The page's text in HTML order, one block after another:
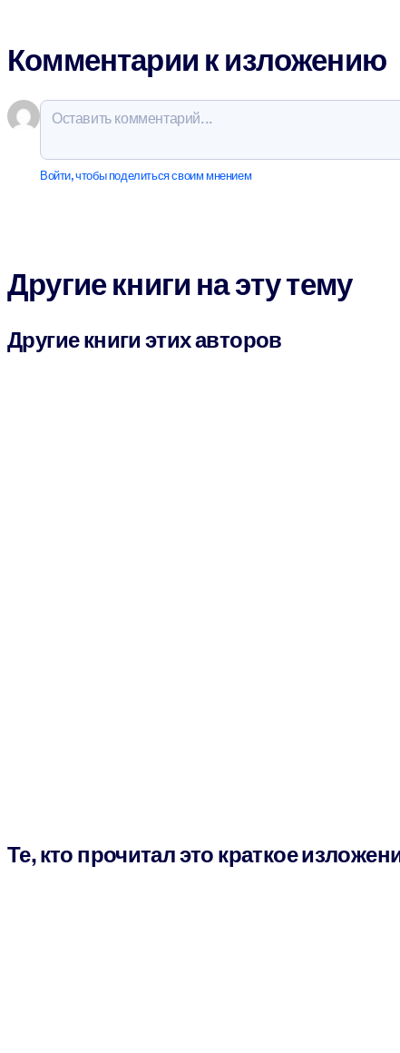
Комментарии к изложению
Войти, чтобы поделиться своим мнением
Другие книги на эту тему
Другие книги этих авторов
Те, кто прочитал это краткое